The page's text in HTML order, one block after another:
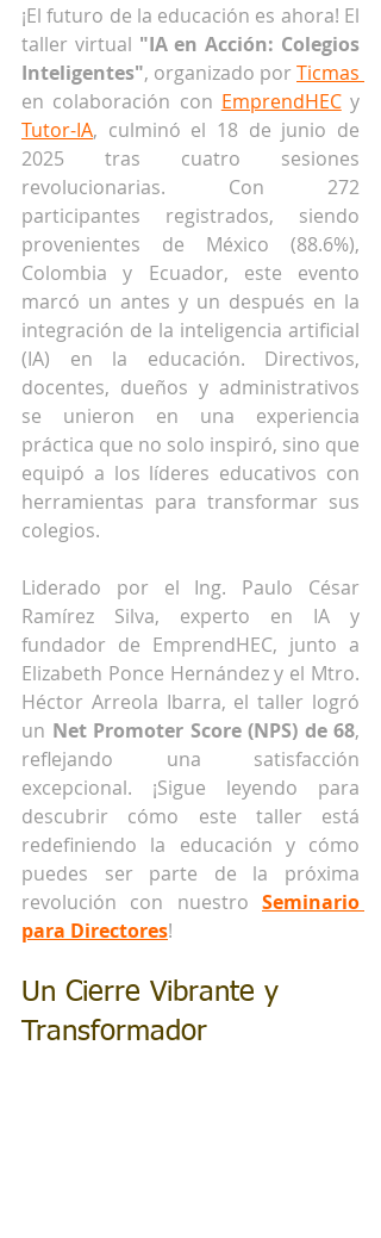
¡El futuro de la educación es ahora! El
taller virtual "IA en Acción: Colegios
Inteligentes", organizado por
en colaboración con EmprendHEC
Tutor-IA, culminó el 18 de junio de
2025 tras cuatro sesiones
revolucionarias. Con 272
participantes registrados, siendo
provenientes de México (88.6%),
Colombia y Ecuador, este evento
marcó un antes y un después en la
integración de la inteligencia artificial
(IA) en la educación. Directivos,
docentes, dueños y administrativos
se unieron en una experiencia
práctica que no solo inspiró, sino que
equipó a los líderes educativos con
herramientas para transformar sus
colegios.
Liderado por el Ing. Paulo César
Ramírez Silva, experto en IA y
fundador de EmprendHEC, junto a
Elizabeth Ponce Hernández y el Mtro.
Héctor Arreola Ibarra, el taller logró
un Net Promoter Score (NPS) de 68,
reflejando una satisfacción
excepcional. ¡Sigue leyendo para
descubrir cómo este taller está
redefiniendo la educación y cómo
puedes ser parte de la próxima
revolución con nuestro Seminario
para Directores!
Un Cierre Vibrante y
Transformador